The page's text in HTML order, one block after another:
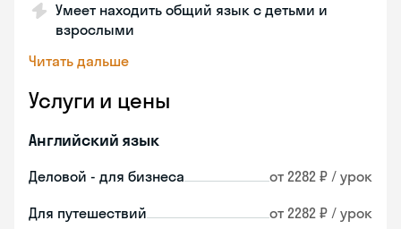
Умеет находить общий язык с детьми и
взрослыми
Читать дальше
Услуги и цены
Английский язык
Деловой - для бизнеса от 2282 ₽ / урок
Для путешествий от 2282 ₽ / урок